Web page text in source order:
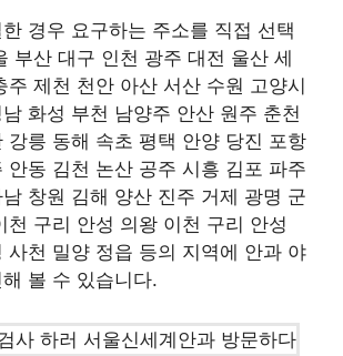
경우 요구하는 주소를 직접 선택
부산 대구 인천 광주 대전 울산 세
주 제천 천안 아산 서산 수원 고양시
화성 부천 남양주 안산 원주 춘천
강릉 동해 속초 평택 안양 당진 포항
안동 김천 논산 공주 시흥 김포 파주
창원 김해 양산 진주 거제 광명 군
천 구리 안성 의왕 이천 구리 안성
사천 밀양 정읍 등의 지역에 안과 야
볼 수 있습니다.